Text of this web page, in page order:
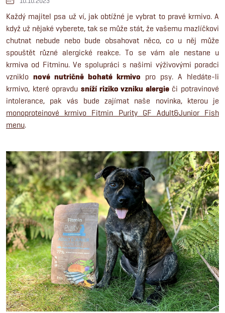
Každý majitel psa už ví, jak obtížné je vybrat to pravé krmivo. A
když už nějaké vyberete, tak se může stát, že vašemu mazlíčkovi
chutnat nebude nebo bude obsahovat něco, co u něj může
spouštět různé alergické reakce. To se vám ale nestane u
krmiva od Fitminu. Ve spolupráci s našimi výživovými poradci
vzniklo nové nutričně bohaté krmivo pro psy. A hledáte-li
krmivo, které opravdu sníží riziko vzniku alergieči potravinové
intolerance, pak vás bude zajímat naše novinka, kterou je
monoproteinové krmivo Fitmin Purity GF Adult&Junior Fish
menu.